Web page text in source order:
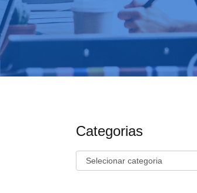
Categorias
Categorias